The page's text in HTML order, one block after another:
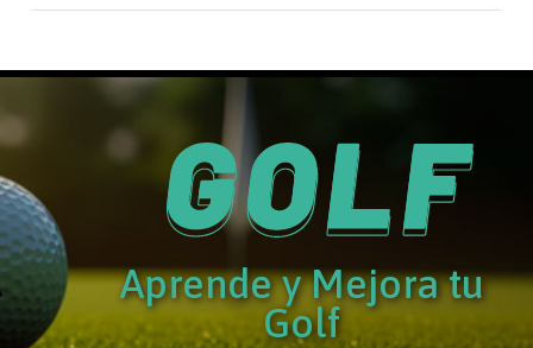
Aprende y Mejora tu
Golf